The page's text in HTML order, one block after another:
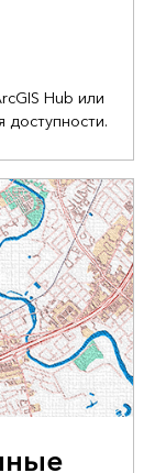
Hub или
доступности.